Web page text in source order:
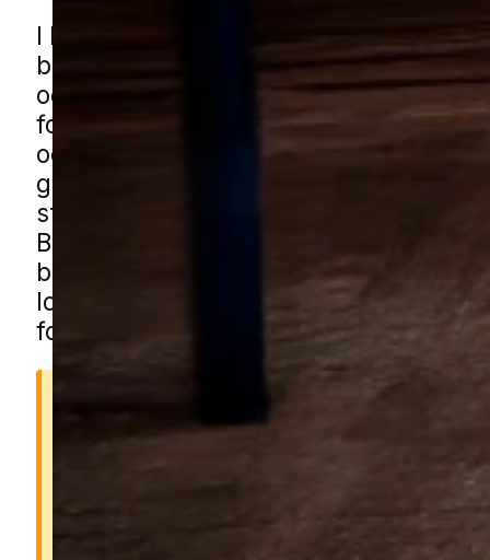
I Brejning ser man ofte udfordringen i
boligområder med både ældre
og nyere parcelhusbyggeri, hvor der
forskel på ventilation og tæthed.
også gemme sig i småbygninger som
garager, især hvis de bruges til
står lidt fugtigt. Du kan få
Brejning gennem vores lokale
blot formularen, så forbinder vi dig
lokal specialist, der kan vurdere
foreslå en løsning.
Derfor er sølvfisk et
Sølvfisk kan hurtigt brede sig i